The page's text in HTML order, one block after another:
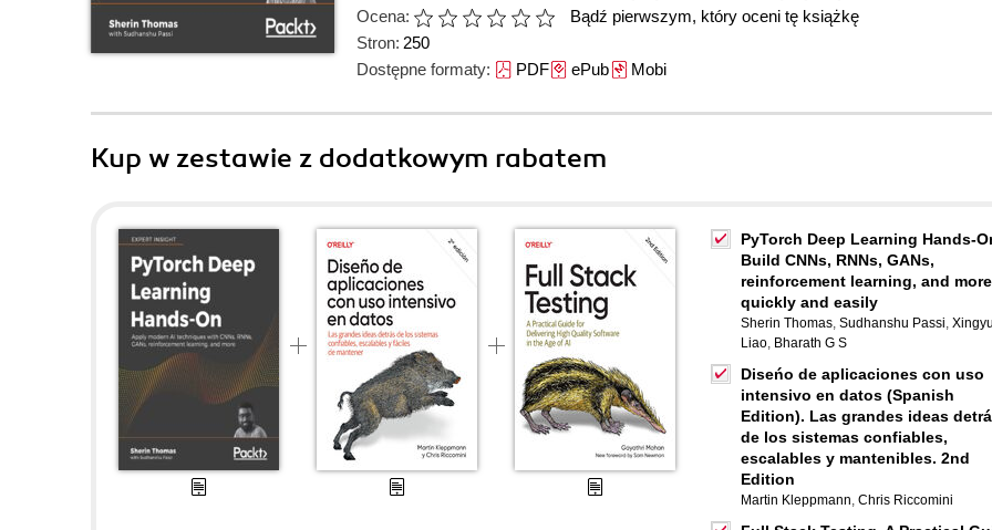
Ocena:
Bądź pierwszym, który oceni tę książkę
Stron: 250
Dostępne formaty: PDFePubMobi
Kup w zestawie z dodatkowym rabatem
PyTorch Deep Learning Hands-
Build CNNs, RNNs, GANs,
reinforcement learning, and
quickly and easily
Sherin Thomas, Sudhanshu Passi, Xingyu
Liao, Bharath G S
Diseńo de aplicaciones con uso
intensivo en datos (Spanish
Edition). Las grandes ideas
de los sistemas confiables,
escalables y mantenibles. 2nd
Edition
Martin Kleppmann, Chris Riccomini